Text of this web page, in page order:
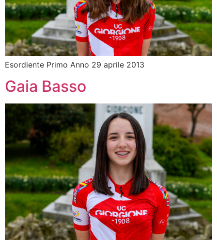
Esordiente Primo Anno 29 aprile 2013
Gaia Basso